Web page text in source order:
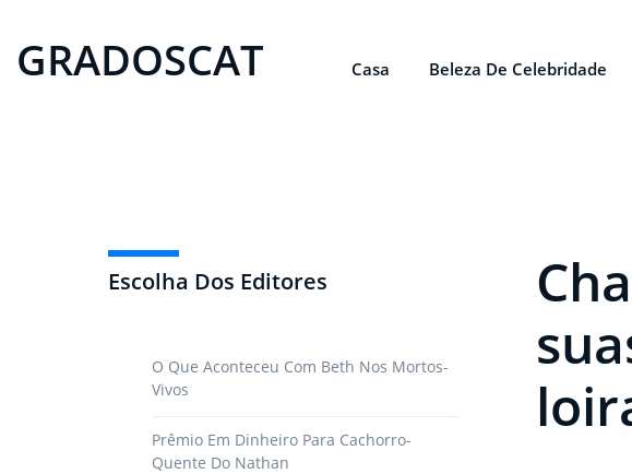
GRADOSCAT Casa Beleza De Celebridade
Escolha Dos Editores
O Que Aconteceu Com Beth Nos Mortos-
Vivos
Prêmio Em Dinheiro Para Cachorro-
Quente Do Nathan